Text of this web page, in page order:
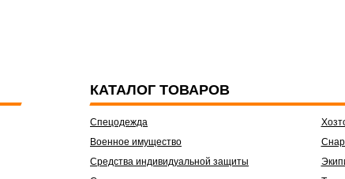
КАТАЛОГ ТОВАРОВ
Спецодежда
Военное имущество
Средства индивидуальной защиты